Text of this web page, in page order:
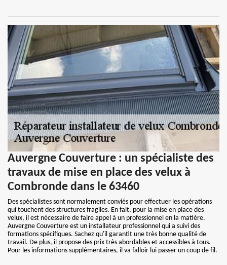
Auvergne Couverture : un spécialiste des
travaux de mise en place des velux à
Combronde dans le 63460
Des spécialistes sont normalement conviés pour effectuer les opérations
qui touchent des structures fragiles. En fait, pour la mise en place des
velux, il est nécessaire de faire appel à un professionnel en la matière.
Auvergne Couverture est un installateur professionnel qui a suivi des
formations spécifiques. Sachez qu'il garantit une très bonne qualité de
travail. De plus, il propose des prix très abordables et accessibles à tous.
Pour les informations supplémentaires, il va falloir lui passer un coup de fil.